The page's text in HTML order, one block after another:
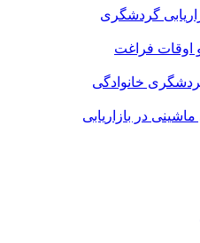
گردشگری
اوقات فراغت
خانوادگی
در بازاریابی